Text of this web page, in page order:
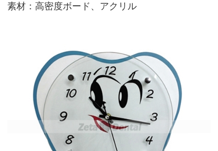
素材：高密度ボード、アクリル